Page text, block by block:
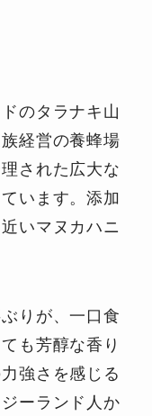
のタラナキ山
経営の養蜂場
された広大な
います。添加
いマヌカハニ
りが、一口食
も芳醇な香り
強さを感じる
ーランド人か